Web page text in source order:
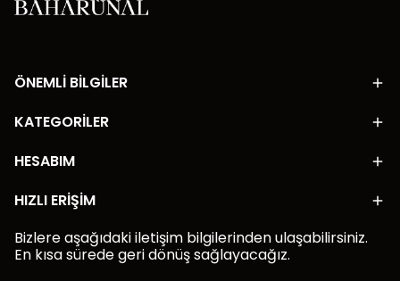
ÖNEMLİ BİLGİLER
KATEGORİLER
HESABIM
HIZLI ERİŞİM
Bizlere aşağıdaki iletişim bilgilerinden ulaşabilirsiniz.
En kısa sürede geri dönüş sağlayacağız.